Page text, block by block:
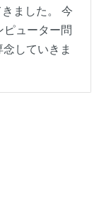
ました。 今
ピューター問
していきま